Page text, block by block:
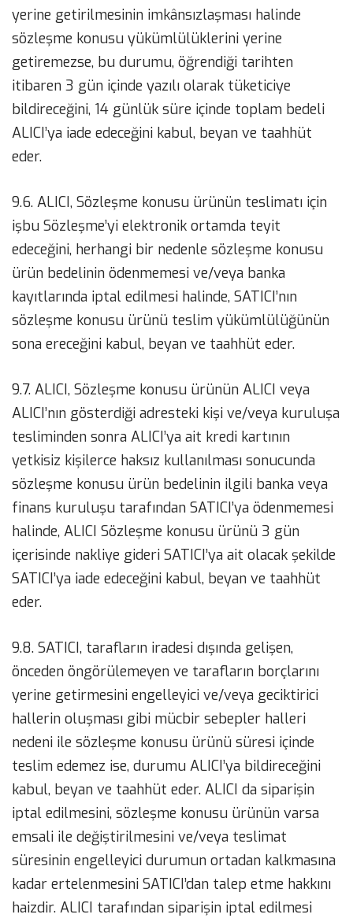
yerine getirilmesinin imkânsızlaşması halinde
sözleşme konusu yükümlülüklerini yerine
getiremezse, bu durumu, öğrendiği tarihten
itibaren 3 gün içinde yazılı olarak tüketiciye
bildireceğini, 14 günlük süre içinde toplam bedeli
ALICI’ya iade edeceğini kabul, beyan ve taahhüt
eder.
9.6. ALICI, Sözleşme konusu ürünün teslimatı için
işbu Sözleşme’yi elektronik ortamda teyit
edeceğini, herhangi bir nedenle sözleşme konusu
ürün bedelinin ödenmemesi ve/veya banka
kayıtlarında iptal edilmesi halinde, SATICI’nın
sözleşme konusu ürünü teslim yükümlülüğünün
sona ereceğini kabul, beyan ve taahhüt eder.
9.7. ALICI, Sözleşme konusu ürünün ALICI veya
ALICI’nın gösterdiği adresteki kişi ve/veya kuruluşa
tesliminden sonra ALICI’ya ait kredi kartının
yetkisiz kişilerce haksız kullanılması sonucunda
sözleşme konusu ürün bedelinin ilgili banka veya
finans kuruluşu tarafından SATICI’ya ödenmemesi
halinde, ALICI Sözleşme konusu ürünü 3 gün
içerisinde nakliye gideri SATICI’ya ait olacak şekilde
SATICI’ya iade edeceğini kabul, beyan ve taahhüt
eder.
9.8. SATICI, tarafların iradesi dışında gelişen,
önceden öngörülemeyen ve tarafların borçlarını
yerine getirmesini engelleyici ve/veya geciktirici
hallerin oluşması gibi mücbir sebepler halleri
nedeni ile sözleşme konusu ürünü süresi içinde
teslim edemez ise, durumu ALICI’ya bildireceğini
kabul, beyan ve taahhüt eder. ALICI da siparişin
iptal edilmesini, sözleşme konusu ürünün varsa
emsali ile değiştirilmesini ve/veya teslimat
süresinin engelleyici durumun ortadan kalkmasına
kadar ertelenmesini SATICI’dan talep etme hakkını
haizdir. ALICI tarafından siparişin iptal edilmesi